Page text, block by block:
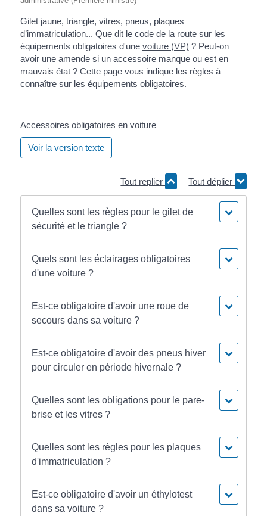
Gilet jaune, triangle, vitres, pneus, plaques
d’immatriculation... Que dit le code de la route sur les
équipements obligatoires d'une voiture (VP) ? Peut-on
avoir une amende si un accessoire manque ou est en
mauvais état ? Cette page vous indique les règles à
connaître sur les équipements obligatoires.
Accessoires obligatoires en voiture
Voir la version texte
Tout replier Tout déplier
Quelles sont les règles pour le gilet de
sécurité et le triangle ?
Quels sont les éclairages obligatoires
d'une voiture ?
Est-ce obligatoire d'avoir une roue de
secours dans sa voiture ?
Est-ce obligatoire d'avoir des pneus hiver
pour circuler en période hivernale ?
Quelles sont les obligations pour le pare-
brise et les vitres ?
Quelles sont les règles pour les plaques
d'immatriculation ?
Est-ce obligatoire d'avoir un éthylotest
dans sa voiture ?